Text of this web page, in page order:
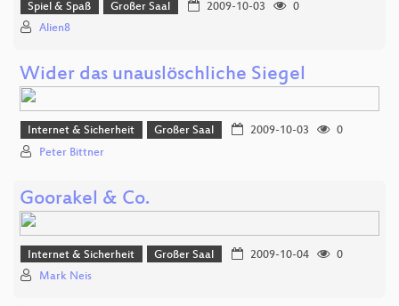
Spiel & Spaß Großer Saal 2009-10-03
0
Alien8
Wider das unauslöschliche Siegel
Internet & Sicherheit Großer Saal 2009-10-03
0
Peter Bittner
Goorakel & Co.
Internet & Sicherheit Großer Saal 2009-10-04
0
Mark Neis